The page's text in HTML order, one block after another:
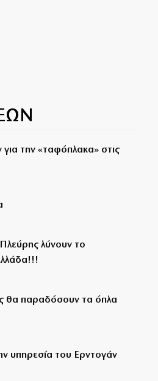
την «ταφόπλακα» στις
λύνουν το
θα παραδόσουν τα όπλα
υπηρεσία του Ερντογάν